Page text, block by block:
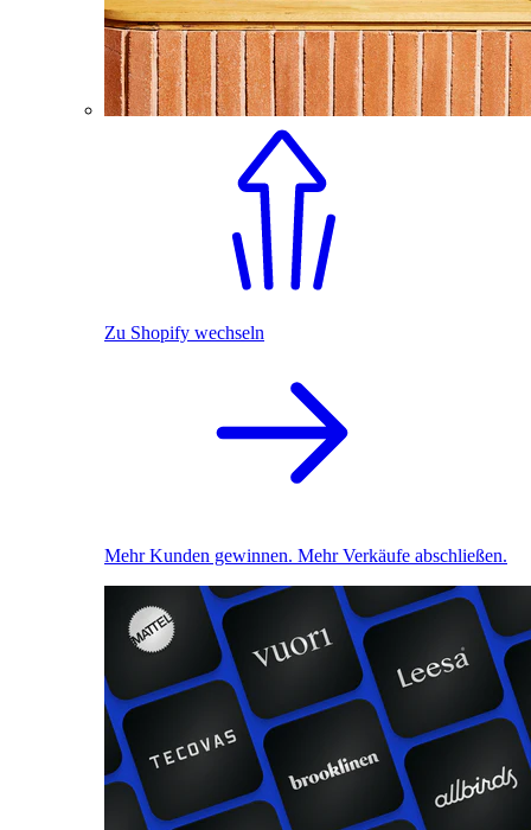
Zu Shopify wechseln
Mehr Kunden gewinnen. Mehr Verkäufe abschließen.